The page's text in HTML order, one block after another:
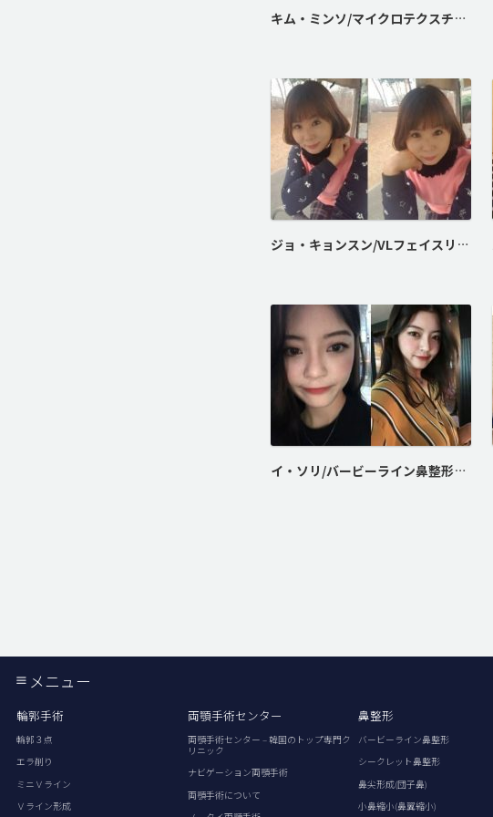
キム・ミンソ/マイクロテクスチャー豊胸術
ジョ・キョンスン/VLフェイスリフト
イ・ソリ/バービーライン鼻整形、顔脂肪注入
メニュー
輪郭手術
輪郭３点
エラ削り
ミニＶライン
Ｖライン形成
両顎手術センター
両顎手術センター – 韓国のトップ専門ク
リニック
ナビゲーション両顎手術
両顎手術について
鼻整形
バービーライン鼻整形
シークレット鼻整形
鼻尖形成(団子鼻)
小鼻縮小(鼻翼縮小)